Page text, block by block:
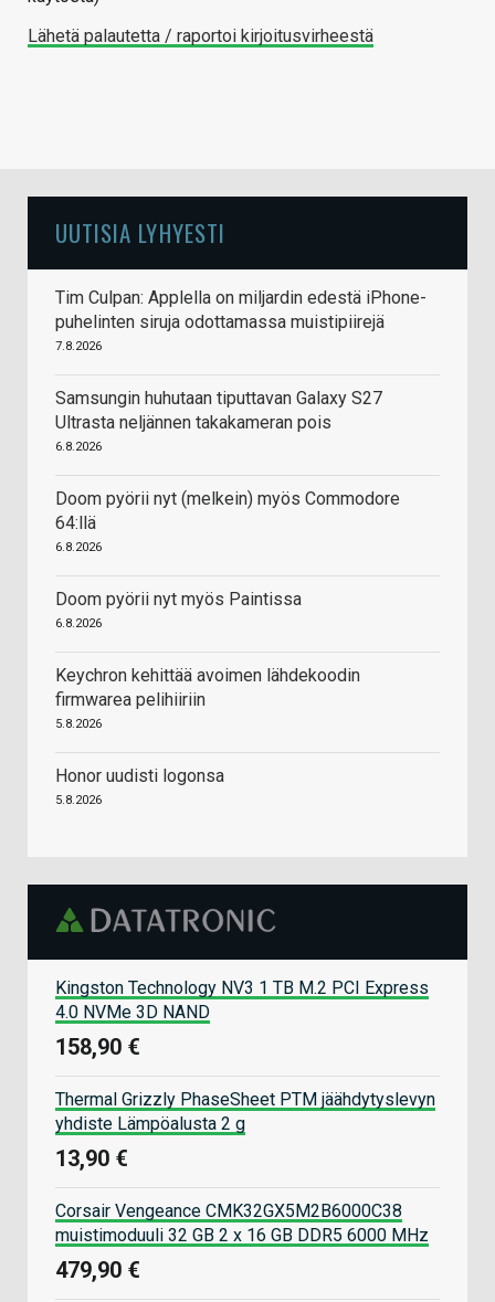
Lähetä palautetta / raportoi kirjoitusvirheestä
UUTISIA LYHYESTI
Tim Culpan: Applella on miljardin edestä iPhone-
puhelinten siruja odottamassa muistipiirejä
7.8.2026
Samsungin huhutaan tiputtavan Galaxy S27
Ultrasta neljännen takakameran pois
6.8.2026
Doom pyörii nyt (melkein) myös Commodore
64:llä
6.8.2026
Doom pyörii nyt myös Paintissa
6.8.2026
Keychron kehittää avoimen lähdekoodin
firmwarea pelihiiriin
5.8.2026
Honor uudisti logonsa
5.8.2026
Kingston Technology NV3 1 TB M.2 PCI Express
4.0 NVMe 3D NAND
158,90 €
Thermal Grizzly PhaseSheet PTM jäähdytyslevyn
yhdiste Lämpöalusta 2 g
13,90 €
Corsair Vengeance CMK32GX5M2B6000C38
muistimoduuli 32 GB 2 x 16 GB DDR5 6000 MHz
479,90 €